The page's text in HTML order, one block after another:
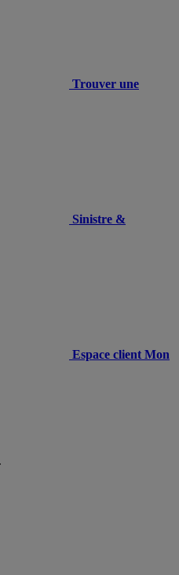
Trouver une
Sinistre &
Espace client Mon